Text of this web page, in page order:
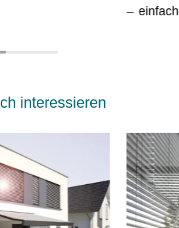
interessieren